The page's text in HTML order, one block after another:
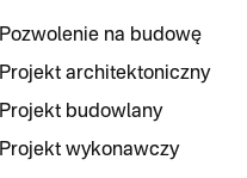
Pozwolenie na budowę
Projekt architektoniczny
Projekt budowlany
Projekt wykonawczy